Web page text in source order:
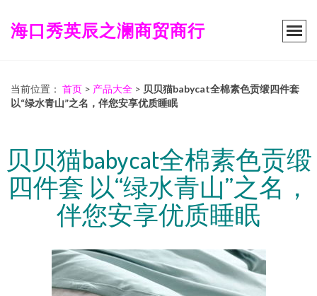
海口秀英辰之澜商贸商行
当前位置： 首页 > 产品大全 > 贝贝猫babycat全棉素色贡缎四件套
以“绿水青山”之名，伴您安享优质睡眠
贝贝猫babycat全棉素色贡缎
四件套 以“绿水青山”之名，
伴您安享优质睡眠